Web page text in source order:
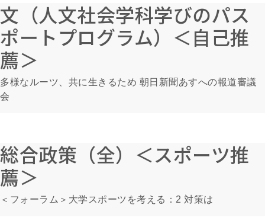
文（人文社会学科学びのパス
ポートプログラム）＜自己推
薦＞
多様なルーツ、共に生きるため 朝日新聞あすへの報道審議
会
総合政策（全）＜スポーツ推
薦＞
＜フォーラム＞大学スポーツを考える：2 対策は